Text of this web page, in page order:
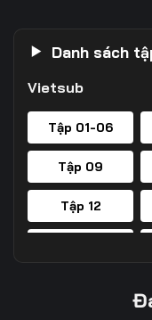
Danh sách
Vietsub
Tập 01-06
Tập 09
Tập 12